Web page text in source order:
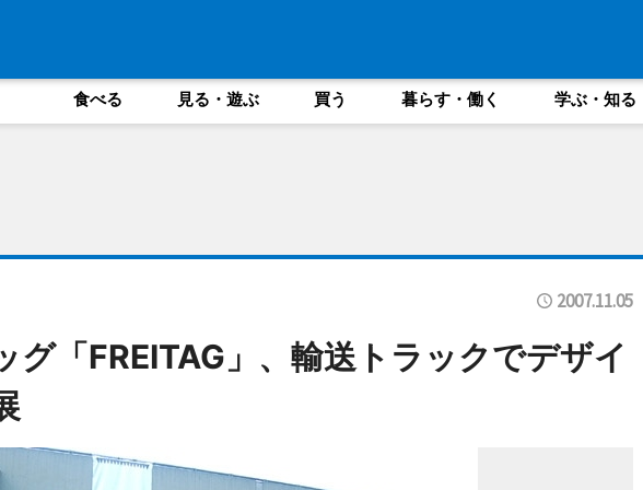
食べる 見る・遊ぶ 買う 暮らす・働く 学ぶ・知る
2007.11.05
グ「FREITAG」、輸送トラックでデザイ